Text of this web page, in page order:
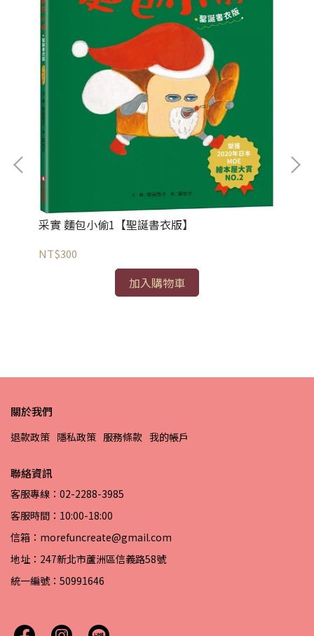
采實 麵包小偷1【聖誕書衣版】
NT$300
加入購物車
關於我們
退款政策 隱私政策 服務條款 我的帳戶
聯絡資訊
客服專線：02-2288-3985
客服時間：10:00-18:00
信箱：morefuncreate@gmail.com
地址：247新北市蘆洲區信義路58號
統一編號：50991646